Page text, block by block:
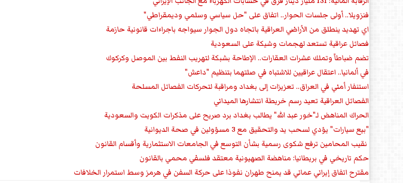
فنزويلا.. أولى جلسات الحوار.. اتفاق على "حل سياسي وسلمي وديمقراطي"
اي تهديد ينطلق من الأراضي العراقية باتجاه دول الجوار سيواجه باجراءات قانونية حازمة
فصائل عراقية تستعد لهجمات وشيكة على السعودية
تضم ضباطاً وتملك عشرات العقارات.. الإطاحة بشبكة لتهريب النفط بين الموصل وكركوك
في ألمانيا.. اعتقال عراقيين للاشتباه في صلتهما بتنظيم "داعش"
استنفار أمني في العراق.. تعزيزات إلى بغداد ومراقبة لتحركات الفصائل المسلحة
الفصائل العراقية تعيد رسم خريطة انتشارها الميداني
الحراك المناهض لـ"خور عبد الله" يطالب بغداد برد صريح على مذكرات الكويت والسعودية
"بيع سيارات" يؤدي لسحب يد والتحقيق مع 3 مسؤولين في صحة الديوانية
‏ نقيب المحامين ترفع شكوى رسمية بشأن التوسع في الجامعات الاستثمارية وأقسام القانون
حكم تاريخي في بريطانيا: مناهضة الصهيونية معتقد فلسفي محمي بالقانون
مقترح اتفاق إيراني عماني قد يمنح طهران نفوذا على حركة السفن في هرمز وسط استمرار الخلافات